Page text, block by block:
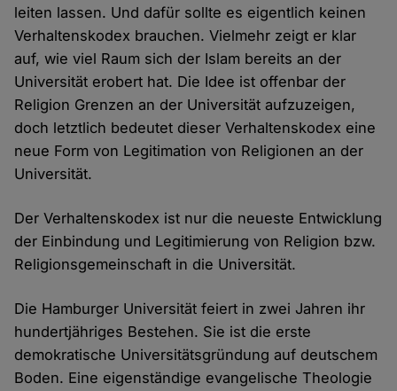
leiten lassen. Und dafür sollte es eigentlich keinen
Verhaltenskodex brauchen. Vielmehr zeigt er klar
auf, wie viel Raum sich der Islam bereits an der
Universität erobert hat. Die Idee ist offenbar der
Religion Grenzen an der Universität aufzuzeigen,
doch letztlich bedeutet dieser Verhaltenskodex eine
neue Form von Legitimation von Religionen an der
Universität.
Der Verhaltenskodex ist nur die neueste Entwicklung
der Einbindung und Legitimierung von Religion bzw.
Religionsgemeinschaft in die Universität.
Die Hamburger Universität feiert in zwei Jahren ihr
hundertjähriges Bestehen. Sie ist die erste
demokratische Universitätsgründung auf deutschem
Boden. Eine eigenständige evangelische Theologie